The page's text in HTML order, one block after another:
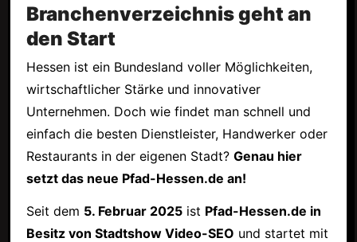
Branchenverzeichnis geht an
den Start
Hessen ist ein Bundesland voller Möglichkeiten,
wirtschaftlicher Stärke und innovativer
Unternehmen. Doch wie findet man schnell und
einfach die besten Dienstleister, Handwerker oder
Restaurants in der eigenen Stadt? Genau hier
setzt das neue Pfad-Hessen.de an!
Seit dem 5. Februar 2025ist Pfad-Hessen.de in
Besitz von Stadtshow Video-SEO und startet mit